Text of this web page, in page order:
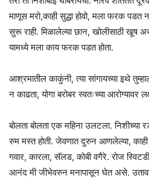
माणूस मरो,काही सुद्धा होवो, मला फरक
सुरू राही. मिळालेल्या छान, खोलीसाठी खूष
यामध्ये मला काय फरक पडत होता.
आश्रमातील काकुंनी, त्या सांगायच्या इथे
न काढता, योगा बरोबर स्वतःच्या आरोग्यावर
बोलता बोलता एक महिना उलटला. निशीच्या
रुम मस्त होती. जेवणात दुरुन आणलेल्या, काही
गवार, कारला, सॅलड, कोबी वगैरे. रोज
आनंद मी जीभेवरुन मनापासून घेत असे.